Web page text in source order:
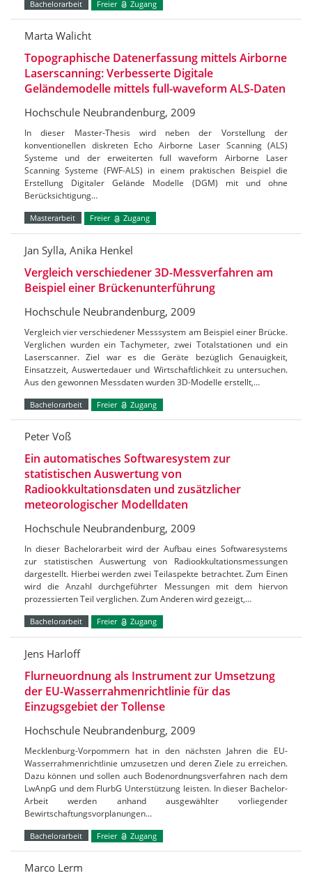
Bachelorarbeit Freier Zugang
Marta Walicht
Topographische Datenerfassung mittels Airborne
Laserscanning: Verbesserte Digitale
Geländemodelle mittels full-waveform ALS-Daten
Hochschule Neubrandenburg, 2009
In dieser Master-Thesis wird neben der Vorstellung der
konventionellen diskreten Echo Airborne Laser Scanning (ALS)
Systeme und der erweiterten full waveform Airborne Laser
Scanning Systeme (FWF-ALS) in einem praktischen Beispiel die
Erstellung Digitaler Gelände Modelle (DGM) mit und ohne
Berücksichtigung…
Masterarbeit Freier Zugang
Jan Sylla, Anika Henkel
Vergleich verschiedener 3D-Messverfahren am
Beispiel einer Brückenunterführung
Hochschule Neubrandenburg, 2009
Vergleich vier verschiedener Messsystem am Beispiel einer Brücke.
Verglichen wurden ein Tachymeter, zwei Totalstationen und ein
Laserscanner. Ziel war es die Geräte bezüglich Genauigkeit,
Einsatzzeit, Auswertedauer und Wirtschaftlichkeit zu untersuchen.
Aus den gewonnen Messdaten wurden 3D-Modelle erstellt,…
Bachelorarbeit Freier Zugang
Peter Voß
Ein automatisches Softwaresystem zur
statistischen Auswertung von
Radiookkultationsdaten und zusätzlicher
meteorologischer Modelldaten
Hochschule Neubrandenburg, 2009
In dieser Bachelorarbeit wird der Aufbau eines Softwaresystems
zur statistischen Auswertung von Radiookkultationsmessungen
dargestellt. Hierbei werden zwei Teilaspekte betrachtet. Zum Einen
wird die Anzahl durchgeführter Messungen mit dem hiervon
prozessierten Teil verglichen. Zum Anderen wird gezeigt,…
Bachelorarbeit Freier Zugang
Jens Harloff
Flurneuordnung als Instrument zur Umsetzung
der EU-Wasserrahmenrichtlinie für das
Einzugsgebiet der Tollense
Hochschule Neubrandenburg, 2009
Mecklenburg-Vorpommern hat in den nächsten Jahren die EU-
Wasserrahmenrichtlinie umzusetzen und deren Ziele zu erreichen.
Dazu können und sollen auch Bodenordnungsverfahren nach dem
LwAnpG und dem FlurbG Unterstützung leisten. In dieser Bachelor-
Arbeit werden anhand ausgewählter vorliegender
Bewirtschaftungsvorplanungen…
Bachelorarbeit Freier Zugang
Marco Lerm